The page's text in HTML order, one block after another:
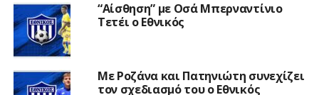
“Αίσθηση” με Οσά Μπερναντίνιο
Τετέι ο Εθνικός
Με Ροζάνα και Πατηνιώτη συνεχίζει
τον σχεδιασμό του ο Εθνικός